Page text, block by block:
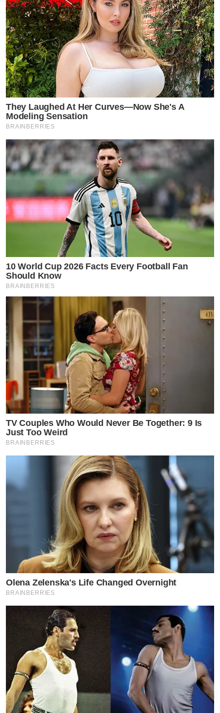
They Laughed At Her Curves—Now She's A
Modeling Sensation
BRAINBERRIES
10 World Cup 2026 Facts Every Football Fan
Should Know
BRAINBERRIES
TV Couples Who Would Never Be Together: 9 Is
Just Too Weird
BRAINBERRIES
Olena Zelenska's Life Changed Overnight
BRAINBERRIES